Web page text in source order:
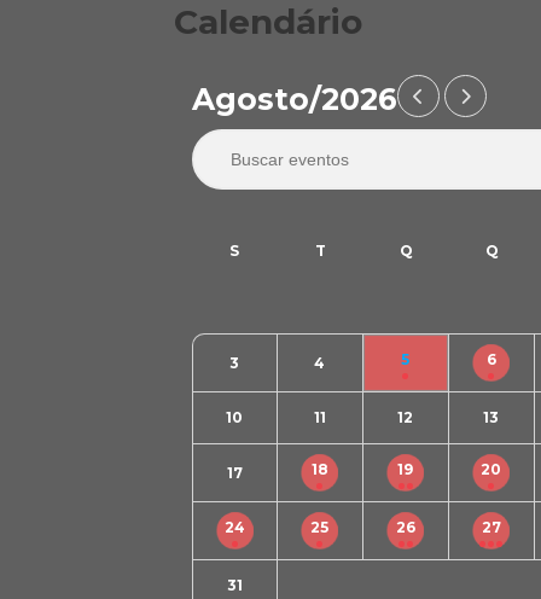
Calendário
Agosto/2026
3 4 5 6
10 11 12 13
17 18 19 20
24 25 26 27
31